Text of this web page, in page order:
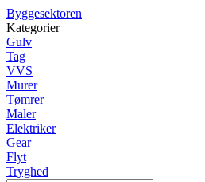
Byggesektoren
Kategorier
Gulv
Tag
VVS
Murer
Tømrer
Maler
Elektriker
Gear
Flyt
Tryghed